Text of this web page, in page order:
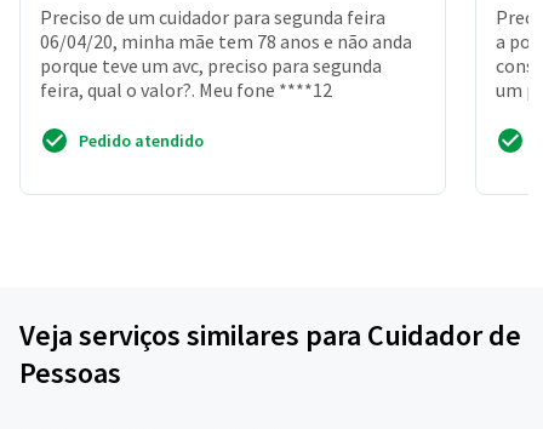
Preciso de um cuidador para segunda feira
06/04/20, minha mãe tem 78 anos e não anda
porque teve um avc, preciso para segunda
feira, qual o valor?. Meu fone ****12
Pedido atendido
a
um
Veja serviços similares para Cuidador de
Pessoas